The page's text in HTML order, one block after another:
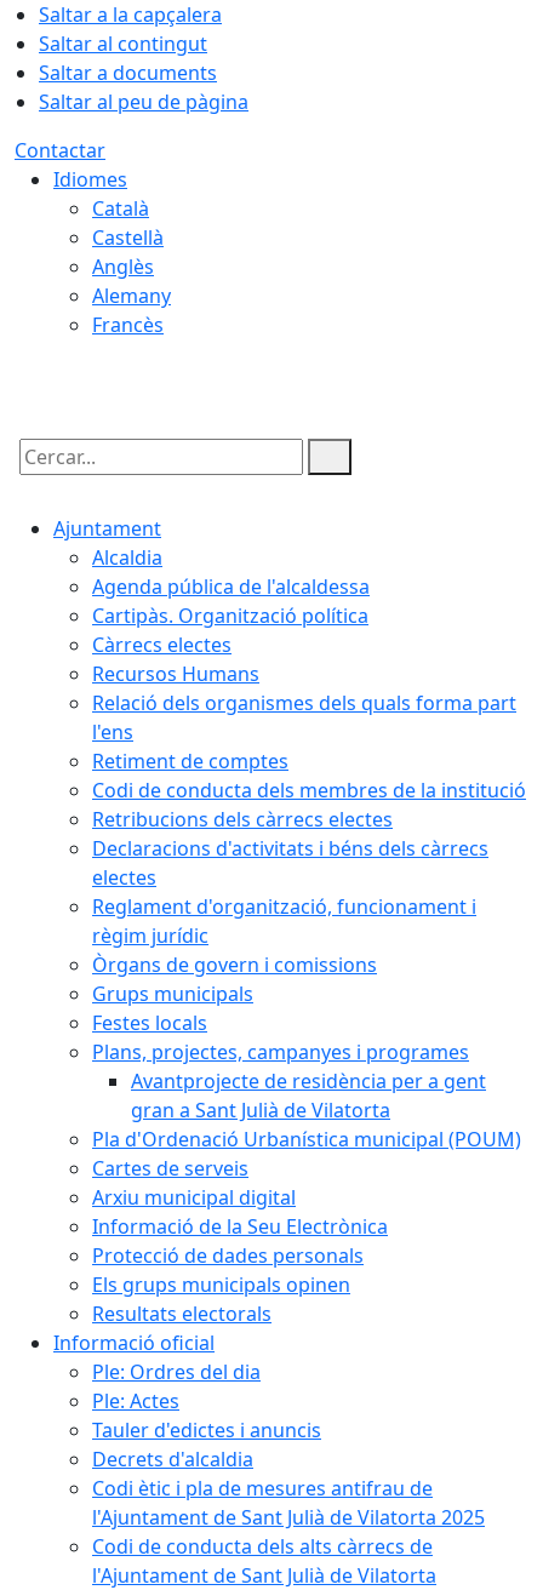
Saltar a la capçalera
Saltar al contingut
Saltar a documents
Saltar al peu de pàgina
Contactar
Idiomes
Català
Castellà
Anglès
Alemany
Francès
Cercar:
Ajuntament
Alcaldia
Agenda pública de l'alcaldessa
Cartipàs. Organització política
Càrrecs electes
Recursos Humans
Relació dels organismes dels quals forma part
l'ens
Retiment de comptes
Codi de conducta dels membres de la institució
Retribucions dels càrrecs electes
Declaracions d'activitats i béns dels càrrecs
electes
Reglament d'organització, funcionament i
règim jurídic
Òrgans de govern i comissions
Grups municipals
Festes locals
Plans, projectes, campanyes i programes
Avantprojecte de residència per a gent
gran a Sant Julià de Vilatorta
Pla d'Ordenació Urbanística municipal (POUM)
Cartes de serveis
Arxiu municipal digital
Informació de la Seu Electrònica
Protecció de dades personals
Els grups municipals opinen
Resultats electorals
Informació oficial
Ple: Ordres del dia
Ple: Actes
Tauler d'edictes i anuncis
Decrets d'alcaldia
Codi ètic i pla de mesures antifrau de
l'Ajuntament de Sant Julià de Vilatorta 2025
Codi de conducta dels alts càrrecs de
l'Ajuntament de Sant Julià de Vilatorta